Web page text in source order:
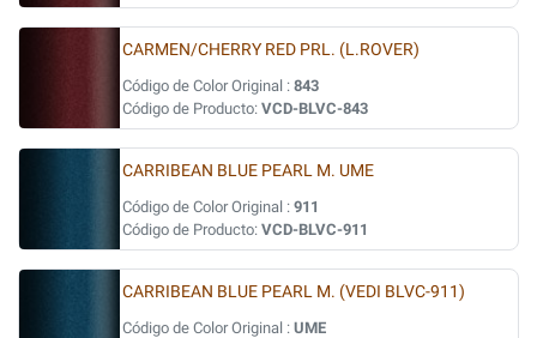
CARMEN/CHERRY RED PRL. (L.ROVER)
Código de Color Original : 843
Código de Producto: VCD-BLVC-843
CARRIBEAN BLUE PEARL M. UME
Código de Color Original : 911
Código de Producto: VCD-BLVC-911
CARRIBEAN BLUE PEARL M. (VEDI BLVC-911)
Código de Color Original : UME